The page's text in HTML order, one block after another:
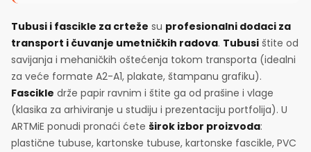
Tubusi i fascikle za crteže su profesionalni dodaci za
transport i čuvanje umetničkih radova. Tubusi štite od
savijanja i mehaničkih oštećenja tokom transporta (idealni
za veće formate A2-A1, plakate, štampanu grafiku).
Fascikle drže papir ravnim i štite ga od prašine i vlage
(klasika za arhiviranje u studiju i prezentaciju portfolija). U
ARTMiE ponudi pronaći ćete širok izbor proizvoda:
plastične tubuse, kartonske tubuse, kartonske fascikle, PVC